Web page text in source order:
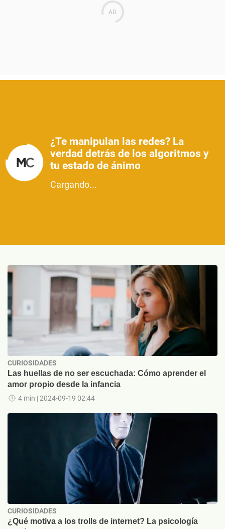
¿Te manipulan las redes? La
verdad detrás de los algoritmos y
tu estado de ánimo
Cargando...
CURIOSIDADES
Las huellas de no ser escuchada: Cómo aprender el
amor propio desde la infancia
4 min | 2024-09-19 02:44
CURIOSIDADES
¿Qué motiva a los trolls de internet? La psicología